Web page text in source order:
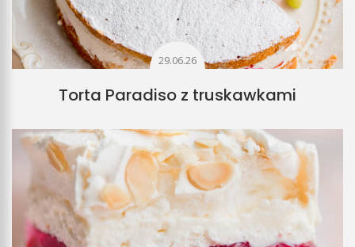
29.06.26
Torta Paradiso z truskawkami